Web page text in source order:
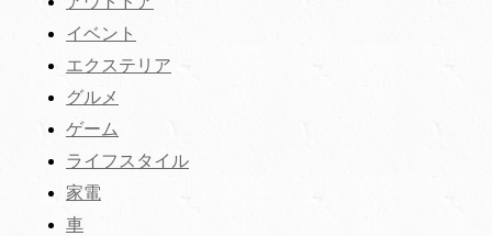
イベント
エクステリア
グルメ
ゲーム
ライフスタイル
家電
車